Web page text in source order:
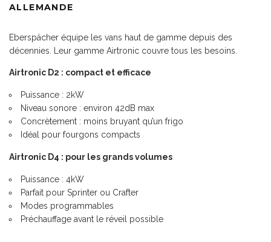
ALLEMANDE
Eberspächer équipe les vans haut de gamme depuis des
décennies. Leur gamme Airtronic couvre tous les besoins.
Airtronic D2 : compact et efficace
Puissance : 2kW
Niveau sonore : environ 42dB max
Concrètement : moins bruyant qu’un frigo
Idéal pour fourgons compacts
Airtronic D4 : pour les grands volumes
Puissance : 4kW
Parfait pour Sprinter ou Crafter
Modes programmables
Préchauffage avant le réveil possible